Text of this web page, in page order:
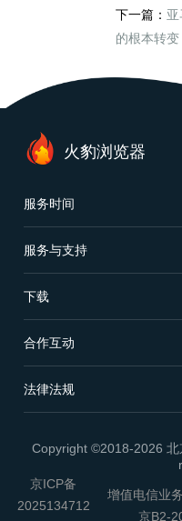
下一篇：
的根本转变
服务时间
火豹浏览器
服务与支持
下载
合作互动
法律法规
Copyright ©2018-2026
京ICP备
2025134712
增值电信业
京B2-